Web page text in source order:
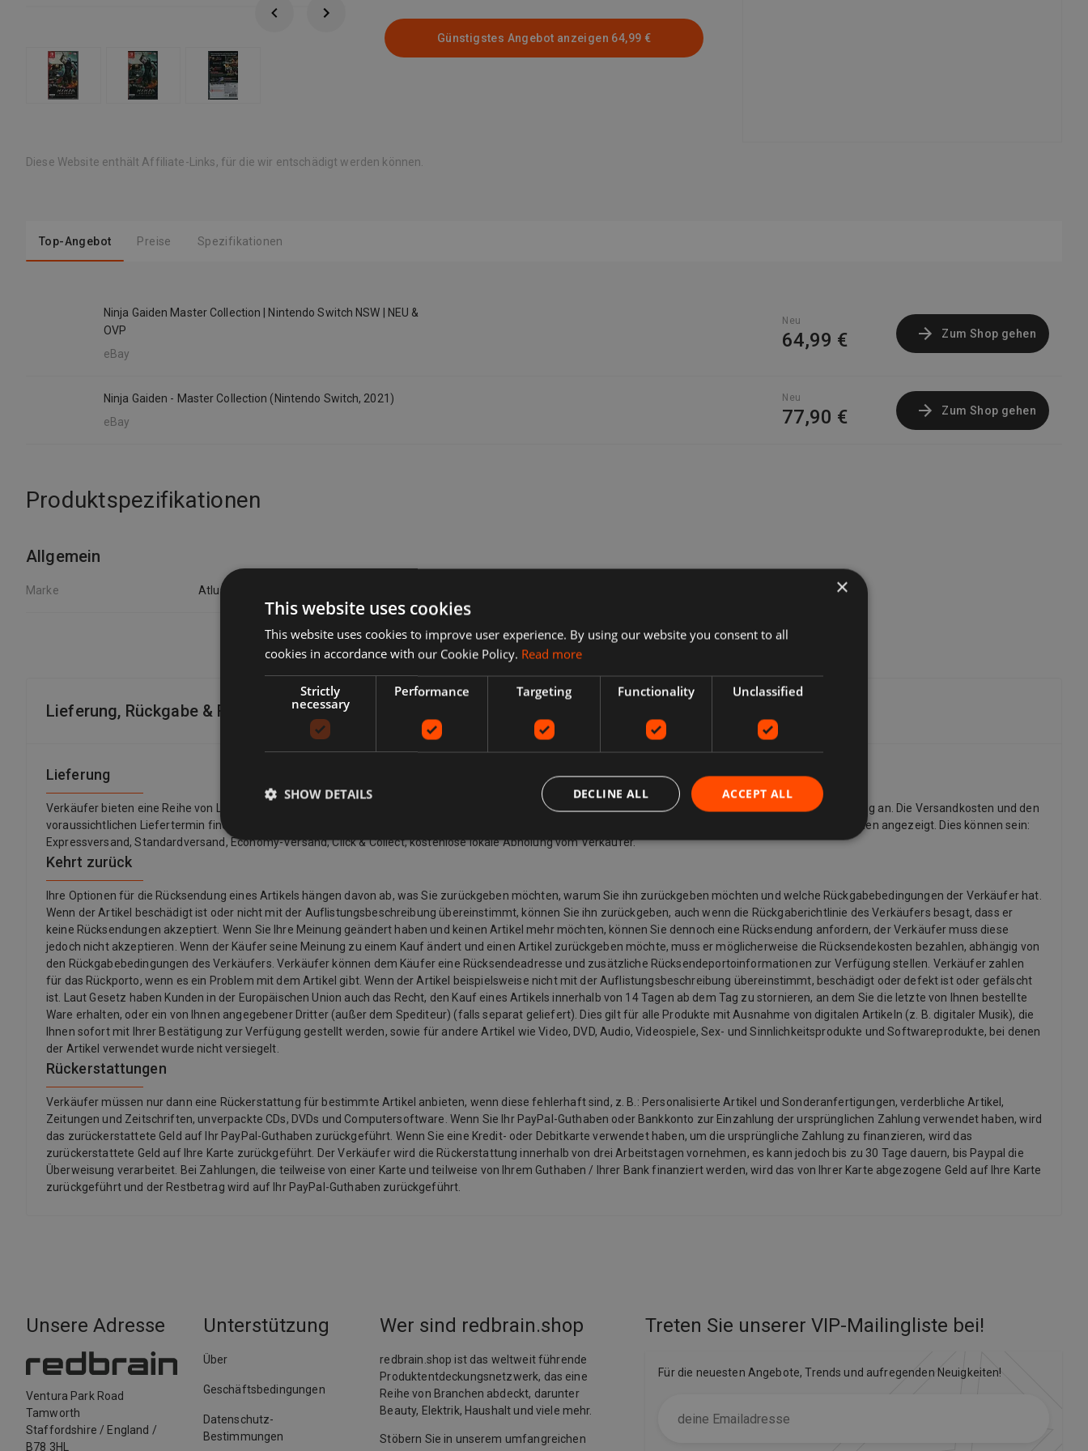
Diese
furchterregenden Gegnern!
wechsle zwischen ihnen im Kampf.
Günstigstes Angebot anzeigen 64,99 €
Diese Website enthält Affiliate-Links, für die wir entschädigt werden können.
Top-Angebot Preise Spezifikationen
Ninja Gaiden Master Collection | Nintendo Switch NSW | NEU &
OVP
eBay
Neu
64,99 € Zum Shop gehen
Ninja Gaiden - Master Collection (Nintendo Switch, 2021)
eBay
Neu
77,90 € Zum Shop gehen
Produktspezifikationen
Allgemein
Marke Atlus
Lieferung, Rückgabe & Rückerstattung
Lieferung
Verkäufer bieten eine Reihe von Lieferoptionen an, sodass Sie die für Sie am besten geeignete auswählen können. Viele Verkäufer bieten kostenlose Lieferung an. Die Versandkosten und den
voraussichtlichen Liefertermin finden Sie immer in einer Auflistung des Verkäufers. Während der Kaufabwicklung wird eine vollständige Liste der Lieferoptionen angezeigt. Dies können sein:
Expressversand, Standardversand, Economy-Versand, Click & Collect, kostenlose lokale Abholung vom Verkäufer.
Kehrt zurück
Ihre Optionen für die Rücksendung eines Artikels hängen davon ab, was Sie zurückgeben möchten, warum Sie ihn zurückgeben möchten und welche Rückgabebedingungen der Verkäufer hat.
Wenn der Artikel beschädigt ist oder nicht mit der Auflistungsbeschreibung übereinstimmt, können Sie ihn zurückgeben, auch wenn die Rückgaberichtlinie des Verkäufers besagt, dass er
keine Rücksendungen akzeptiert. Wenn Sie Ihre Meinung geändert haben und keinen Artikel mehr möchten, können Sie dennoch eine Rücksendung anfordern, der Verkäufer muss diese
jedoch nicht akzeptieren. Wenn der Käufer seine Meinung zu einem Kauf ändert und einen Artikel zurückgeben möchte, muss er möglicherweise die Rücksendekosten bezahlen, abhängig von
den Rückgabebedingungen des Verkäufers. Verkäufer können dem Käufer eine Rücksendeadresse und zusätzliche Rücksendeportoinformationen zur Verfügung stellen. Verkäufer zahlen
für das Rückporto, wenn es ein Problem mit dem Artikel gibt. Wenn der Artikel beispielsweise nicht mit der Auflistungsbeschreibung übereinstimmt, beschädigt oder defekt ist oder gefälscht
ist. Laut Gesetz haben Kunden in der Europäischen Union auch das Recht, den Kauf eines Artikels innerhalb von 14 Tagen ab dem Tag zu stornieren, an dem Sie die letzte von Ihnen bestellte
Ware erhalten, oder ein von Ihnen angegebener Dritter (außer dem Spediteur) (falls separat geliefert). Dies gilt für alle Produkte mit Ausnahme von digitalen Artikeln (z. B. digitaler Musik), die
Ihnen sofort mit Ihrer Bestätigung zur Verfügung gestellt werden, sowie für andere Artikel wie Video, DVD, Audio, Videospiele, Sex- und Sinnlichkeitsprodukte und Softwareprodukte, bei denen
der Artikel verwendet wurde nicht versiegelt.
Rückerstattungen
Verkäufer müssen nur dann eine Rückerstattung für bestimmte Artikel anbieten, wenn diese fehlerhaft sind, z. B.: Personalisierte Artikel und Sonderanfertigungen, verderbliche Artikel,
Zeitungen und Zeitschriften, unverpackte CDs, DVDs und Computersoftware. Wenn Sie Ihr PayPal-Guthaben oder Bankkonto zur Einzahlung der ursprünglichen Zahlung verwendet haben, wird
das zurückerstattete Geld auf Ihr PayPal-Guthaben zurückgeführt. Wenn Sie eine Kredit- oder Debitkarte verwendet haben, um die ursprüngliche Zahlung zu finanzieren, wird das
zurückerstattete Geld auf Ihre Karte zurückgeführt. Der Verkäufer wird die Rückerstattung innerhalb von drei Arbeitstagen vornehmen, es kann jedoch bis zu 30 Tage dauern, bis Paypal die
Überweisung verarbeitet. Bei Zahlungen, die teilweise von einer Karte und teilweise von Ihrem Guthaben / Ihrer Bank finanziert werden, wird das von Ihrer Karte abgezogene Geld auf Ihre Karte
zurückgeführt und der Restbetrag wird auf Ihr PayPal-Guthaben zurückgeführt.
Unsere Adresse
Ventura Park Road
Tamworth
Staffordshire / England /
B78 3HL
Unterstützung
Über
Geschäftsbedingungen
Datenschutz-
Bestimmungen
Wer sind redbrain.shop
redbrain.shop ist das weltweit führende
Produktentdeckungsnetzwerk, das eine
Reihe von Branchen abdeckt, darunter
Beauty, Elektrik, Haushalt und viele mehr.
Stöbern Sie in unserem umfangreichen
Treten Sie unserer VIP-Mailingliste bei!
Für die neuesten Angebote, Trends und aufregenden Neuigkeiten!
×
This website uses cookies
This website uses cookies to improve user experience. By using our website you consent to all
cookies in accordance with our Cookie Policy. Read more
Strictly
necessary
Performance Targeting Functionality Unclassified
ACCEPT ALL
DECLINE ALL
SHOW DETAILS